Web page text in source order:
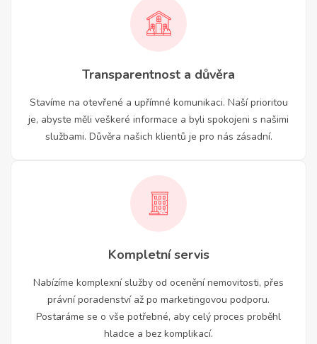
Transparentnost a důvěra
Stavíme na otevřené a upřímné komunikaci. Naší prioritou
je, abyste měli veškeré informace a byli spokojeni s našimi
službami. Důvěra našich klientů je pro nás zásadní.
Kompletní servis
Nabízíme komplexní služby od ocenění nemovitosti, přes
právní poradenství až po marketingovou podporu.
Postaráme se o vše potřebné, aby celý proces proběhl
hladce a bez komplikací.